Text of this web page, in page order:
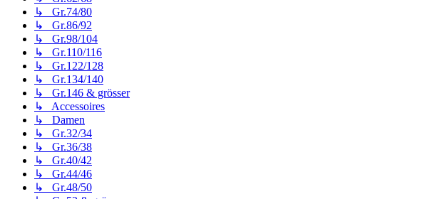
↳ Gr.74/80
↳ Gr.86/92
↳ Gr.98/104
↳ Gr.110/116
↳ Gr.122/128
↳ Gr.134/140
↳ Gr.146 & grösser
↳ Accessoires
↳ Damen
↳ Gr.32/34
↳ Gr.36/38
↳ Gr.40/42
↳ Gr.44/46
↳ Gr.48/50